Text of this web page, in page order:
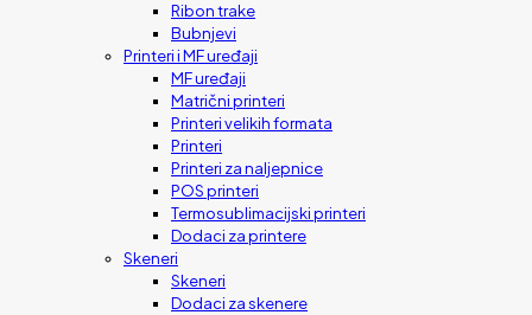
Ribon trake
Bubnjevi
Printeri i MF uređaji
MF uređaji
Matrični printeri
Printeri velikih formata
Printeri
Printeri za naljepnice
POS printeri
Termosublimacijski printeri
Dodaci za printere
Skeneri
Skeneri
Dodaci za skenere